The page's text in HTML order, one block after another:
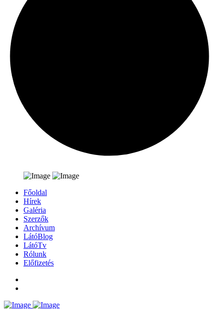
Főoldal
Hírek
Galéria
Szerzők
Archívum
LátóBlog
LátóTv
Rólunk
Előfizetés